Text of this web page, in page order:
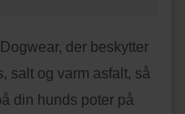
der beskytter
salt og varm asfalt, så
din hunds poter på